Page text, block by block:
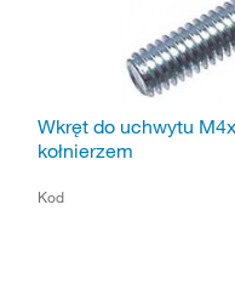
Wkręt do uchwytu
kołnierzem
Kod